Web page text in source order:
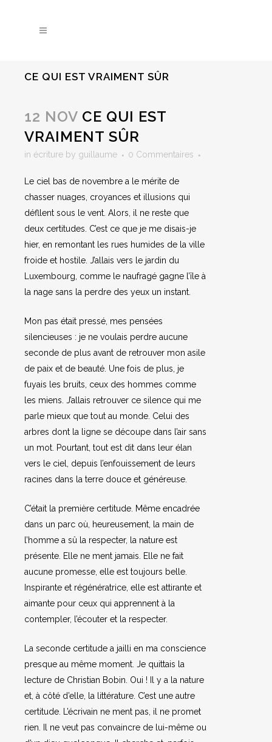
CE QUI EST VRAIMENT SÛR
12 NOV CE QUI EST
VRAIMENT SÛR
in écriture by guillaume 0 Commentaires
Le ciel bas de novembre a le mérite de
chasser nuages, croyances et illusions qui
défllent sous le vent. Alors, il ne reste que
deux certitudes. C’est ce que je me disais-je
hier, en remontant les rues humides de la ville
froide et hostile. J’allais vers le jardin du
Luxembourg, comme le naufragé gagne l’île à
la nage sans la perdre des yeux un instant.
Mon pas était pressé, mes pensées
silencieuses : je ne voulais perdre aucune
seconde de plus avant de retrouver mon asile
de paix et de beauté. Une fois de plus, je
fuyais les bruits, ceux des hommes comme
les miens. J’allais retrouver ce silence qui me
parle mieux que tout au monde. Celui des
arbres dont la ligne se découpe dans l’air sans
un mot. Pourtant, tout est dit dans leur élan
vers le ciel, depuis l’enfouissement de leurs
racines dans la terre douce et généreuse.
C’était la première certitude. Même encadrée
dans un parc où, heureusement, la main de
l’homme a sû la respecter, la nature est
présente. Elle ne ment jamais. Elle ne fait
aucune promesse, elle est toujours belle.
Inspirante et régénératrice, elle est attirante et
aimante pour ceux qui apprennent à la
contempler, l’écouter et la respecter.
La seconde certitude a jailli en ma conscience
presque au même moment. Je quittais la
lecture de Christian Bobin. Oui ! Il y a la nature
et, à côté d’elle, la littérature. C’est une autre
certitude. L’écrivain ne ment pas, il ne promet
rien. Il ne veut pas convaincre de lui-même ou